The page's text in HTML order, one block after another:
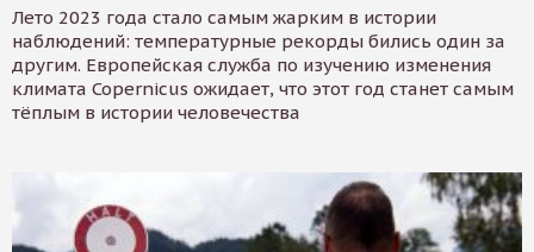
Лето 2023 года стало самым жарким в истории
наблюдений: температурные рекорды бились один за
другим. Европейская служба по изучению изменения
климата Copernicus ожидает, что этот год станет самым
тёплым в истории человечества